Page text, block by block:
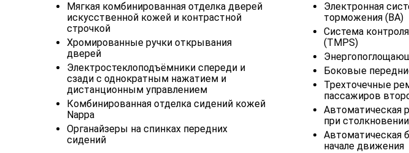
Мягкая комбинированная отделка дверей
искусственной кожей и контрастной
строчкой
Хромированные ручки открывания
дверей
Электростеклоподъёмники спереди и
сзади с однократным нажатием и
дистанционным управлением
Комбинированная отделка сидений кожей
Nappa
Органайзеры на спинках передних
сидений
Электронная
торможения (BA)
Система
(TMPS)
Боковые
Трехточечные
пассажиров
Автоматическая
при столкновении
Автоматическая
начале движения